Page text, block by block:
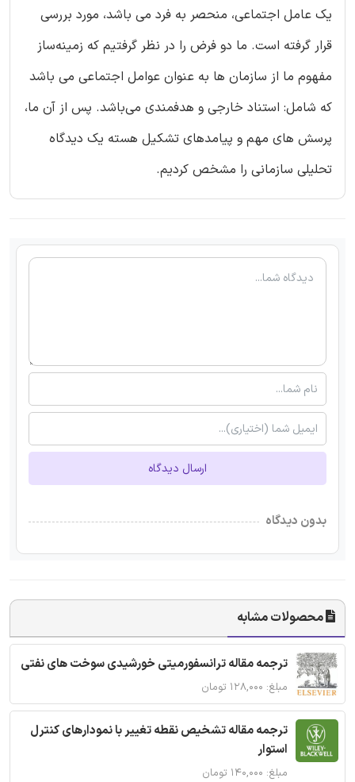
یک عامل اجتماعی، منحصر به فرد می باشد، مورد بررسی
قرار گرفته است. ما دو فرض را در نظر گرفتیم که زمینه‌ساز
مفهوم ما از سازمان ها به عنوان عوامل اجتماعی می باشد
که شامل: استناد خارجی و هدفمندی می‌باشد. پس از آن ما،
پرسش های مهم و پیامدهای تشکیل هسته یک دیدگاه
تحلیلی سازمانی را مشخص کردیم.
ارسال دیدگاه
بدون دیدگاه
محصولات مشابه
ترجمه مقاله ترانسفورمیتی خورشیدی سوخت های نفتی
مبلغ: ۱۲۸,۰۰۰ تومان
ترجمه مقاله تشخیص نقطه تغییر با نمودارهای کنترل
استوار
مبلغ: ۱۴۰,۰۰۰ تومان